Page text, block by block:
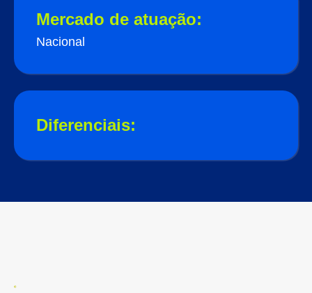
Mercado de atuação:
Nacional
Diferenciais: